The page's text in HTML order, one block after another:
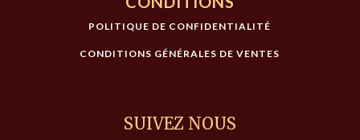
POLITIQUE DE CONFIDENTIALITÉ
CONDITIONS GÉNÉRALES DE VENTES
SUIVEZ NOUS